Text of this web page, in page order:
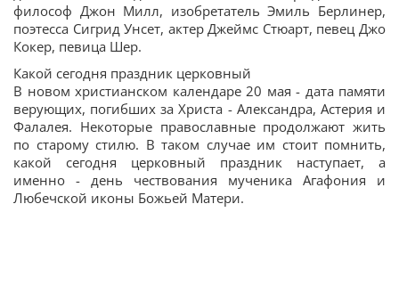
философ Джон Милл, изобретатель Эмиль Берлинер,
поэтесса Сигрид Унсет, актер Джеймс Стюарт, певец Джо
Кокер, певица Шер.
Какой сегодня праздник церковный
В новом христианском календаре 20 мая - дата памяти
верующих, погибших за Христа - Александра, Астерия и
Фалалея. Некоторые православные продолжают жить
по старому стилю. В таком случае им стоит помнить,
какой сегодня церковный праздник наступает, а
именно - день чествования мученика Агафония и
Любечской иконы Божьей Матери.